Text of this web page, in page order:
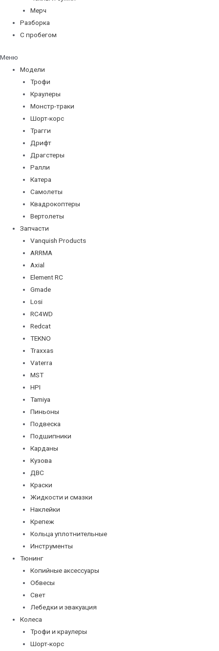
Мерч
Разборка
С пробегом
Меню
Модели
Трофи
Краулеры
Монстр-траки
Шорт-корс
Трагги
Дрифт
Драгстеры
Ралли
Катера
Самолеты
Квадрокоптеры
Вертолеты
Запчасти
Vanquish Products
ARRMA
Axial
Element RC
Gmade
Losi
RC4WD
Redcat
TEKNO
Traxxas
Vaterra
MST
HPI
Tamiya
Пиньоны
Подвеска
Подшипники
Карданы
Кузова
ДВС
Краски
Жидкости и смазки
Наклейки
Крепеж
Кольца уплотнительные
Инструменты
Тюнинг
Копийные аксессуары
Обвесы
Свет
Лебедки и эвакуация
Колеса
Трофи и краулеры
Шорт-корс